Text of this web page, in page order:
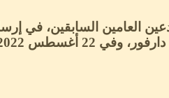
العامين السابقين، في